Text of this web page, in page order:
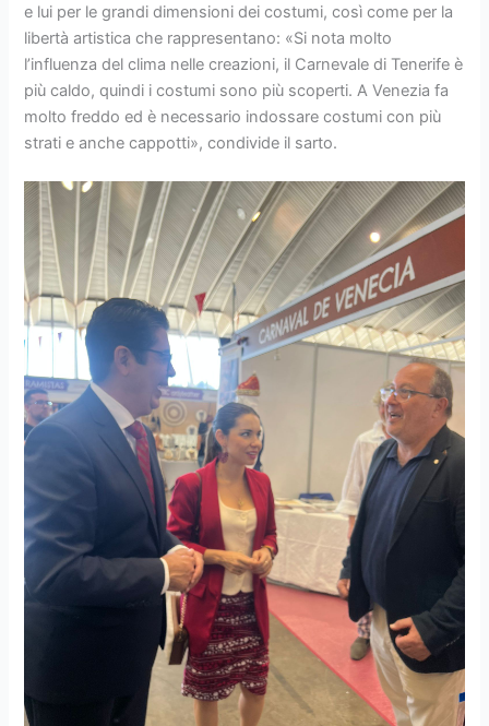
e lui per le grandi dimensioni dei costumi, così come per la
libertà artistica che rappresentano: «Si nota molto
l’influenza del clima nelle creazioni, il Carnevale di Tenerife è
più caldo, quindi i costumi sono più scoperti. A Venezia fa
molto freddo ed è necessario indossare costumi con più
strati e anche cappotti», condivide il sarto.